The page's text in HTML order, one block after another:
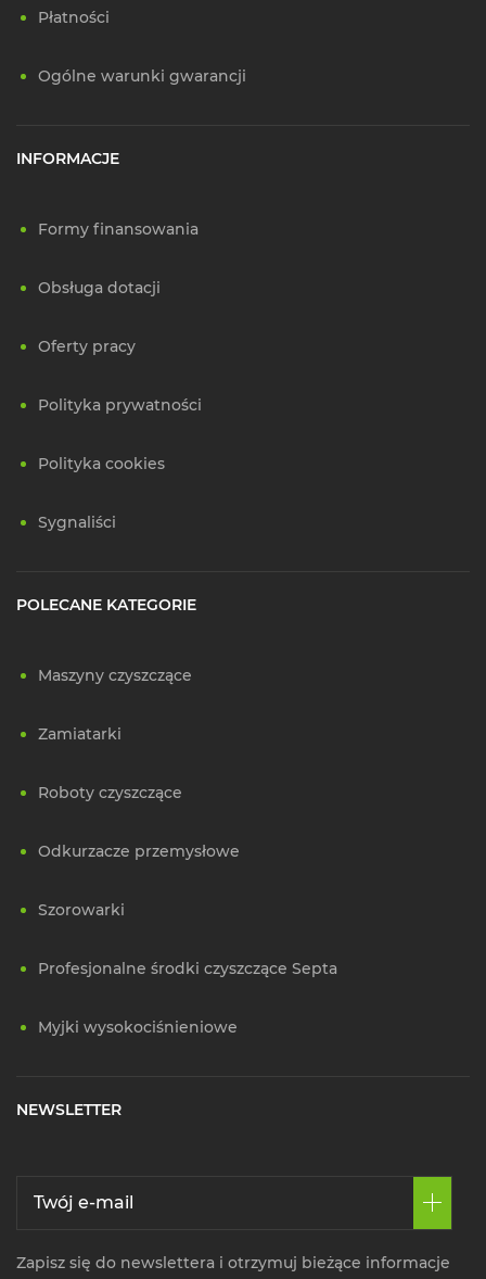
Płatności
Ogólne warunki gwarancji
INFORMACJE
Formy finansowania
Obsługa dotacji
Oferty pracy
Polityka prywatności
Polityka cookies
Sygnaliści
POLECANE KATEGORIE
Maszyny czyszczące
Zamiatarki
Roboty czyszczące
Odkurzacze przemysłowe
Szorowarki
Profesjonalne środki czyszczące Septa
Myjki wysokociśnieniowe
NEWSLETTER
Zapisz się do newslettera i otrzymuj bieżące informacje